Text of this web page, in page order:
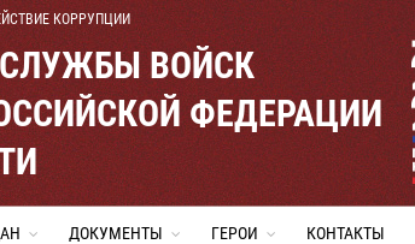
КОРРУПЦИИ
ВОЙСК
ФЕДЕРАЦИИ
ДОКУМЕНТЫ ГЕРОИ КОНТАКТЫ